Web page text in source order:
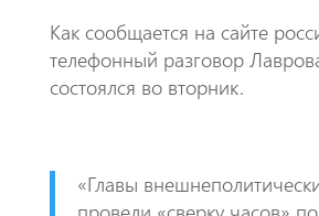
Как сообщается на сайте
телефонный разговор
состоялся во вторник.
«Главы